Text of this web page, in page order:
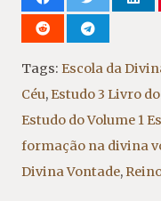
Tags: Escola da
Céu,Estudo 3 Livro
Estudo do Volume 1
formação na divina
Divina Vontade,